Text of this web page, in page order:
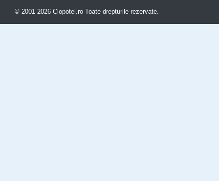
© 2001-2026 Clopotel.ro Toate drepturile rezervate.